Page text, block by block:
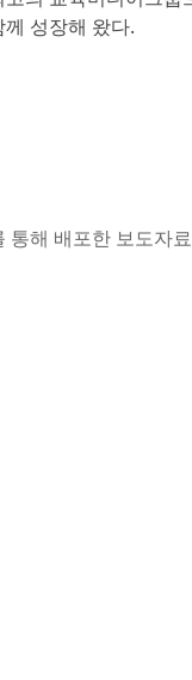
성장해 왔다.
통해 배포한 보도자